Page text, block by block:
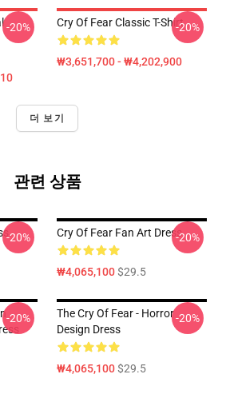
-20% Cry Of Fear Classic T-Shirt
₩3,651,700 - ₩4,202,900
-20%
더 보기
관련 상품
-20% Cry Of Fear Fan Art Dress
₩4,065,100$29.5
-20%
-20%
The Cry Of Fear - Horror
Design Dress
₩4,065,100$29.5
-20%